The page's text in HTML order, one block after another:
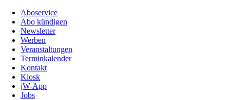
Aboservice
Abo kündigen
Newsletter
Werben
Veranstaltungen
Terminkalender
Kontakt
Kiosk
jW-App
Jobs